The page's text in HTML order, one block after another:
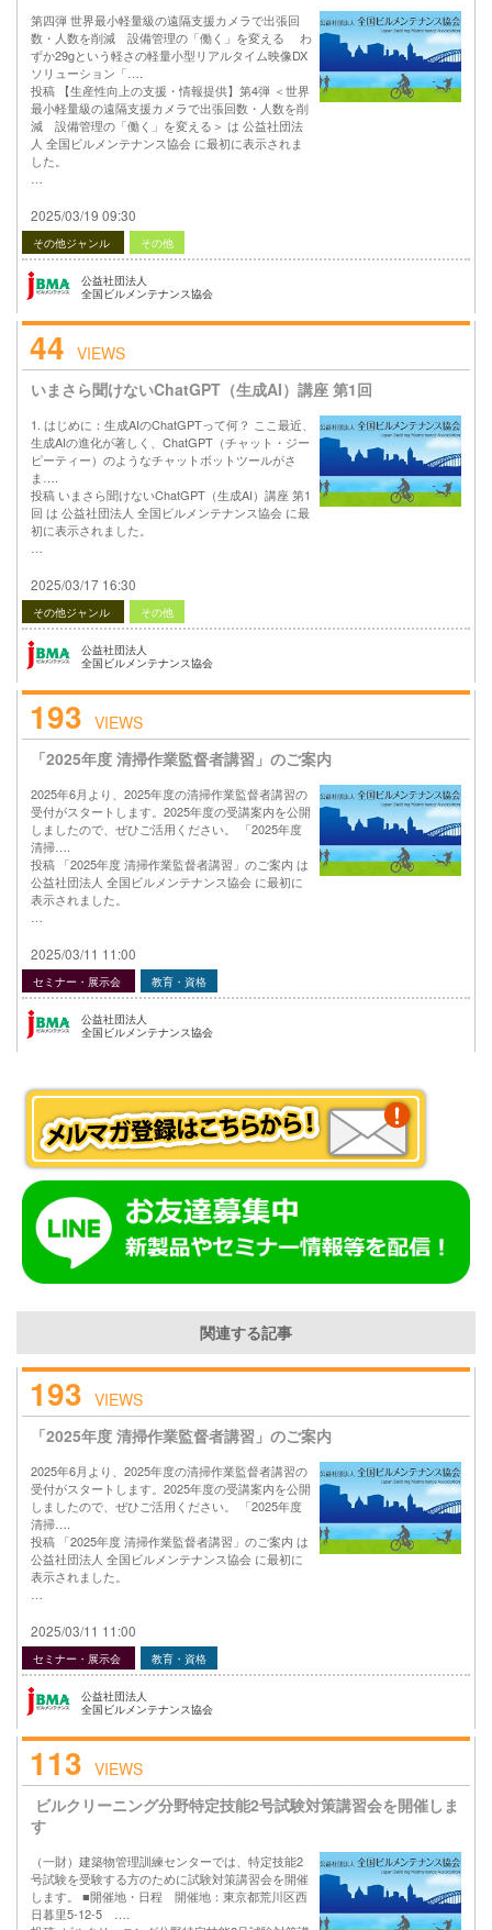
第四弾 世界最小軽量級の遠隔支援カメラで出張回
数・人数を削減 設備管理の「働く」を変える わ
ずか29gという軽さの軽量小型リアルタイム映像DX
ソリューション「….
投稿 【生産性向上の支援・情報提供】第4弾 ＜世界
最小軽量級の遠隔支援カメラで出張回数・人数を削
減 設備管理の「働く」を変える＞ は 公益社団法
人 全国ビルメンテナンス協会 に最初に表示されま
した。
2025/03/19 09:30
その他ジャンル その他
公益社団法人
全国ビルメンテナンス協会
44 VIEWS
いまさら聞けないChatGPT（生成AI）講座 第1回
1. はじめに：生成AIのChatGPTって何？ ここ最近、
生成AIの進化が著しく、ChatGPT（チャット・ジー
ピーティー）のようなチャットボットツールがさ
ま….
投稿 いまさら聞けないChatGPT（生成AI）講座 第1
回 は 公益社団法人 全国ビルメンテナンス協会 に最
初に表示されました。
2025/03/17 16:30
その他ジャンル その他
公益社団法人
全国ビルメンテナンス協会
193 VIEWS
「2025年度 清掃作業監督者講習」のご案内
2025年6月より、2025年度の清掃作業監督者講習の
受付がスタートします。2025年度の受講案内を公開
しましたので、ぜひご活用ください。 「2025年度
清掃….
投稿 「2025年度 清掃作業監督者講習」のご案内 は
公益社団法人 全国ビルメンテナンス協会 に最初に
表示されました。
2025/03/11 11:00
セミナー・展示会 教育・資格
公益社団法人
全国ビルメンテナンス協会
関連する記事
193 VIEWS
「2025年度 清掃作業監督者講習」のご案内
2025年6月より、2025年度の清掃作業監督者講習の
受付がスタートします。2025年度の受講案内を公開
しましたので、ぜひご活用ください。 「2025年度
清掃….
投稿 「2025年度 清掃作業監督者講習」のご案内 は
公益社団法人 全国ビルメンテナンス協会 に最初に
表示されました。
2025/03/11 11:00
セミナー・展示会 教育・資格
公益社団法人
全国ビルメンテナンス協会
113 VIEWS
ビルクリーニング分野特定技能2号試験対策講習会を開催しま
す
（一財）建築物管理訓練センターでは、特定技能2
号試験を受験する方のために試験対策講習会を開催
します。 ■開催地・日程 開催地：東京都荒川区西
日暮里5-12-5 ….